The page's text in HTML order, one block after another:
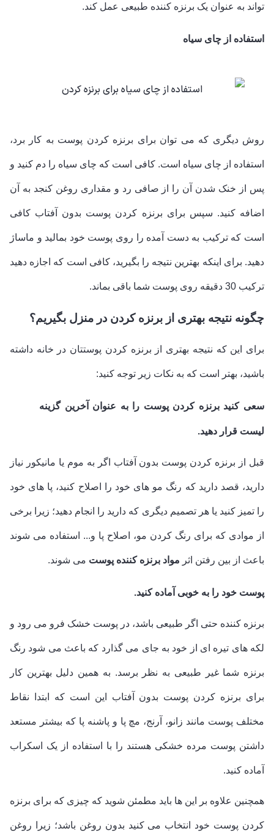
تواند به عنوان یک برنزه کننده طبیعی عمل کند.
استفاده از چای سیاه
روش دیگری که می توان برای برنزه کردن پوست به کار برد،
استفاده از چای سیاه است. کافی است که چای سیاه را دم کنید و
پس از خنک شدن آن را از صافی رد و مقداری روغن کنجد به آن
اضافه کنید. سپس برای برنزه کردن پوست بدون آفتاب کافی
است که ترکیب به دست آمده را روی پوست خود بمالید و ماساژ
دهید. برای اینکه بهترین نتیجه را بگیرید، کافی است که اجازه دهید
ترکیب 30 دقیقه روی پوست شما باقی بماند.
چگونه نتیجه بهتری از برنزه کردن در منزل بگیریم؟
برای این که نتیجه بهتری از برنزه کردن پوستتان در خانه داشته
باشید، بهتر است که به نکات زیر توجه کنید:
سعی کنید برنزه کردن پوست را به عنوان آخرین گزینه
لیست قرار دهید.
قبل از برنزه کردن پوست بدون آفتاب اگر به موم یا مانیکور نیاز
دارید، قصد دارید که رنگ مو های خود را اصلاح کنید، پا های خود
را تمیز کنید یا هر تصمیم دیگری که دارید را انجام دهید؛ زیرا برخی
از موادی که برای رنگ کردن مو، اصلاح پا و... استفاده می شوند
باعث از بین رفتن اثر مواد برنزه کننده پوست می شوند.
پوست خود را به خوبی آماده کنید.
برنزه کننده حتی اگر طبیعی باشد، در پوست خشک فرو می رود و
لکه های تیره ای از خود به جای می گذارد که باعث می شود رنگ
برنزه شما غیر طبیعی به نظر برسد. به همین دلیل بهترین کار
برای برنزه کردن پوست بدون آفتاب این است که ابتدا نقاط
مختلف پوست مانند زانو، آرنج، مچ پا و پاشنه پا که بیشتر مستعد
داشتن پوست مرده خشکی هستند را با استفاده از یک اسکراب
آماده کنید.
همچنین علاوه بر این ها باید مطمئن شوید که چیزی که برای برنزه
کردن پوست خود انتخاب می کنید بدون روغن باشد؛ زیرا روغن